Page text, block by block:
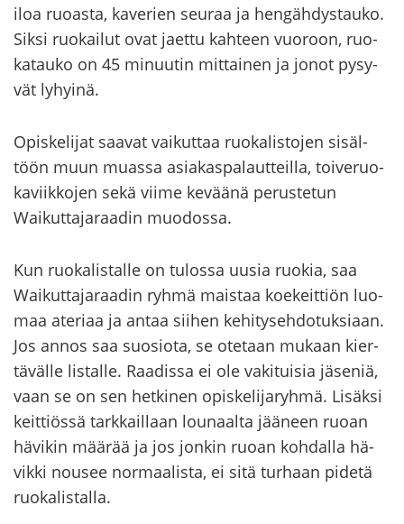
iloa ruo­as­ta, ka­ve­rien seu­raa ja hen­gäh­dys­tau­ko.
Siksi ruo­kai­lut ovat jaet­tu kah­teen vuo­roon, ruo­
ka­tau­ko on 45 mi­nuu­tin mit­tai­nen ja jonot py­sy­
vät ly­hyi­nä.
Opis­ke­li­jat saa­vat vai­kut­taa ruo­ka­lis­to­jen si­säl­
töön muun muas­sa asia­kas­pa­laut­teil­la, toi­ve­ruo­
ka­viik­ko­jen sekä viime ke­vää­nä pe­rus­te­tun
Waikuttajaraadin muo­dos­sa.
Kun ruo­ka­lis­tal­le on tu­los­sa uusia ruo­kia, saa
Waikuttajaraadin ryhmä mais­taa koe­keit­tiön luo­
maa ate­ri­aa ja antaa sii­hen ke­hi­ty­seh­do­tuk­si­aan.
Jos annos saa suo­sio­ta, se ote­taan mu­kaan kier­
tä­väl­le lis­tal­le. Raa­dis­sa ei ole va­ki­tui­sia jä­se­niä,
vaan se on sen het­ki­nen opis­ke­li­ja­ryh­mä. Li­säk­si
keit­tiös­sä tark­kail­laan lou­naal­ta jää­neen ruoan
hä­vi­kin mää­rää ja jos jon­kin ruoan koh­dal­la hä­
vik­ki nousee nor­maa­lis­ta, ei sitä tur­haan pi­de­tä
ruo­ka­lis­tal­la.